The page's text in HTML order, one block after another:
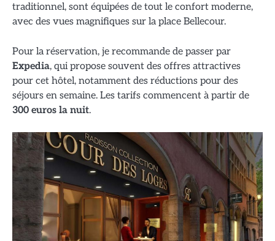
traditionnel, sont équipées de tout le confort moderne,
avec des vues magnifiques sur la place Bellecour.
Pour la réservation, je recommande de passer par
Expedia, qui propose souvent des offres attractives
pour cet hôtel, notamment des réductions pour des
séjours en semaine. Les tarifs commencent à partir de
300 euros la nuit.